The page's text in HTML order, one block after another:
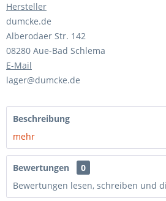
Hersteller
dumcke.de
Alberodaer Str. 142
08280 Aue-Bad Schlema
E-Mail
lager@dumcke.de
Beschreibung
mehr
Bewertungen
0
Bewertungen lesen, schreiben und